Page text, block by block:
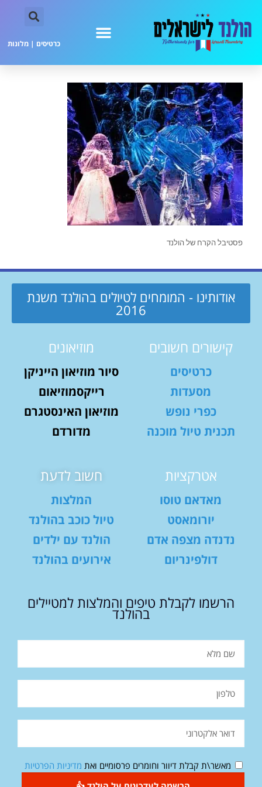
כרטיסים | מלונות
פסטיבל הקרח של הולנד
אודותינו - המומחים לטיולים בהולנד משנת
2016
קישורים חשובים
כרטיסים
מסעדות
כפרי נופש
תכנית טיול מוכנה
מוזיאונים
סיור מוזיאון הייניקן
רייקסמוזיאום
מוזיאון האינסטגרם
מדורדם
אטרקציות
מאדאם טוסו
יורומאסט
נדנדה מצפה אדם
דולפינריום
חשוב לדעת
המלצות
טיול כוכב בהולנד
הולנד עם ילדים
אירועים בהולנד
הרשמו לקבלת טיפים והמלצות למטיילים
בהולנד
מאשר\ת קבלת דיוור וחומרים פרסומיים ואת מדיניות הפרטיות